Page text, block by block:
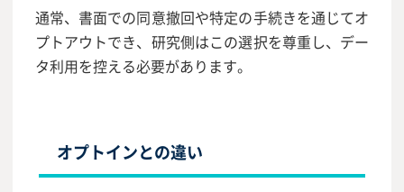
通常、書面での同意撤回や特定の手続きを通じてオ
プトアウトでき、研究側はこの選択を尊重し、デー
タ利用を控える必要があります。
オプトインとの違い